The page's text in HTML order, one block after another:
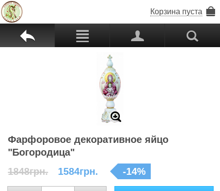
Корзина пуста
b c p s
Z
Фарфоровое декоративное яйцо
"Богородица"
1848грн.
1584грн. -14%